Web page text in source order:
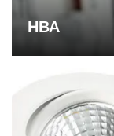
НВА